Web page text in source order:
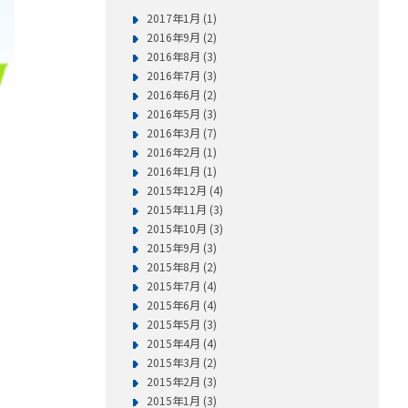
2017年1月 (1)
2016年9月 (2)
2016年8月 (3)
2016年7月 (3)
2016年6月 (2)
2016年5月 (3)
2016年3月 (7)
2016年2月 (1)
2016年1月 (1)
2015年12月 (4)
2015年11月 (3)
2015年10月 (3)
2015年9月 (3)
2015年8月 (2)
2015年7月 (4)
2015年6月 (4)
2015年5月 (3)
2015年4月 (4)
2015年3月 (2)
2015年2月 (3)
2015年1月 (3)